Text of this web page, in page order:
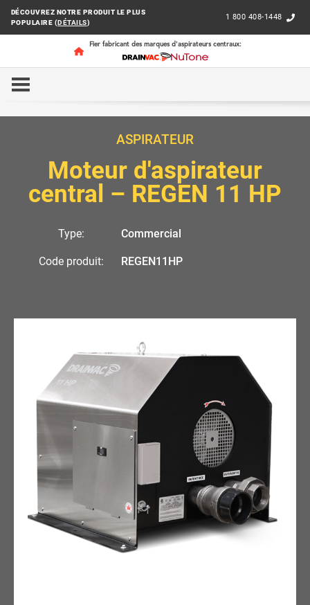
DÉCOUVREZ NOTRE PRODUIT LE PLUS
POPULAIRE (DÉTAILS)
1 800 408-1448
Fier fabricant des marques d'aspirateurs centraux:
ACCUEIL
ASPIRATEUR
Moteur d'aspirateur
central – REGEN 11 HP
Type: Commercial
Code produit: REGEN11HP